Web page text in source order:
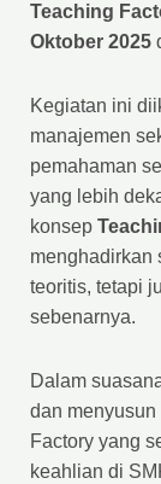
Teaching
Oktober 2025
Kegiatan ini
manajemen
pemahaman
yang lebih
konsep
menghadirkan
teoritis, tetapi
sebenarnya.
Dalam
dan
Factory yang
keahlian di